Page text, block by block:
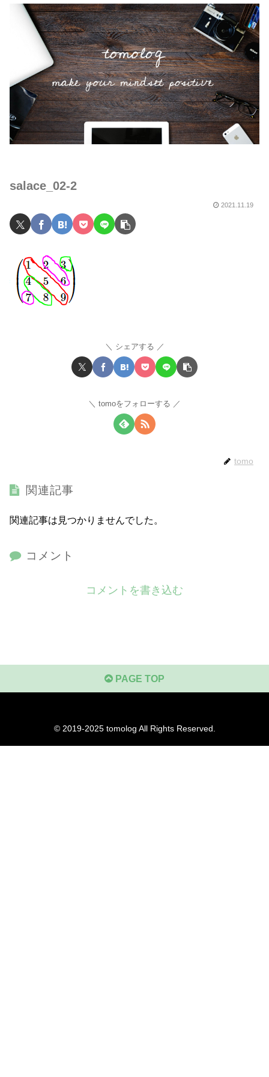
salace_02-2
2021.11.19
シェアする
tomoをフォローする
tomo
関連記事
関連記事は見つかりませんでした。
コメント
コメントを書き込む
PAGE TOP
© 2019-2025 tomolog All Rights Reserved.